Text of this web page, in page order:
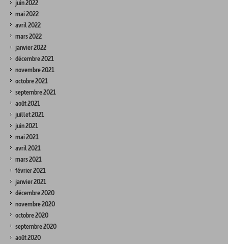
juin 2022
mai 2022
avril 2022
mars 2022
janvier 2022
décembre 2021
novembre 2021
octobre 2021
septembre 2021
août 2021
juillet 2021
juin 2021
mai 2021
avril 2021
mars 2021
février 2021
janvier 2021
décembre 2020
novembre 2020
octobre 2020
septembre 2020
août 2020